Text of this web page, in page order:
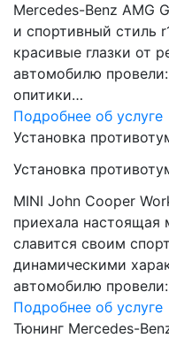
Mercedes-Benz AMG
и спортивный стиль
красивые глазки от
автомобилю
опитики…
Подробнее об услуге
Установка
Установка
MINI John Cooper
приехала настоящая
славится своим
динамическими
автомобилю
Подробнее об услуге
Тюнинг Mercedes-